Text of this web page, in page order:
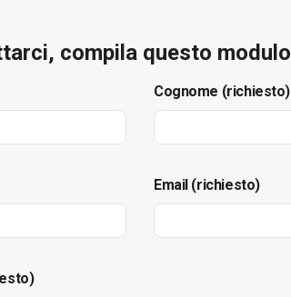
compila questo modulo
Cognome (richiesto)
Email (richiesto)